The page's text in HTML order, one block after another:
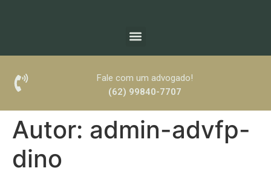
Fale com um advogado!
(62) 99840-7707
Autor: admin-advfp-
dino